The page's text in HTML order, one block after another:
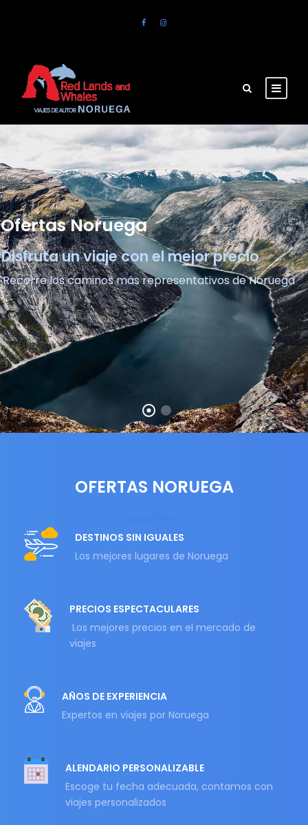
Ofertas Noruega
Disfruta un viaje con el mejor precio
Recorre los caminos más representativos de Noruega
OFERTAS NORUEGA
DESTINOS SIN IGUALES
Los mejores lugares de Noruega
PRECIOS ESPECTACULARES
Los mejores precios en el mercado de
viajes
AÑOS DE EXPERIENCIA
Expertos en viajes por Noruega
ALENDARIO PERSONALIZABLE
Escoge tu fecha adecuada, contamos con
viajes personalizados